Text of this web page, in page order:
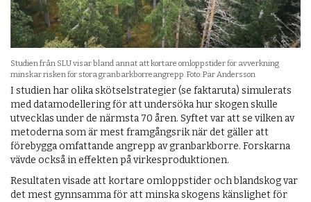
Studien från SLU visar bland annat att kortare omloppstider för avverkning
minskar risken för stora granbarkborreangrepp. Foto: Pär Andersson
I studien har olika skötselstrategier (se faktaruta) simulerats
med datamodellering för att undersöka hur skogen skulle
utvecklas under de närmsta 70 åren. Syftet var att se vilken av
metoderna som är mest framgångsrik när det gäller att
förebygga omfattande angrepp av granbarkborre. Forskarna
vävde också in effekten på virkesproduktionen.
Resultaten visade att kortare omloppstider och blandskog var
det mest gynnsamma för att minska skogens känslighet för